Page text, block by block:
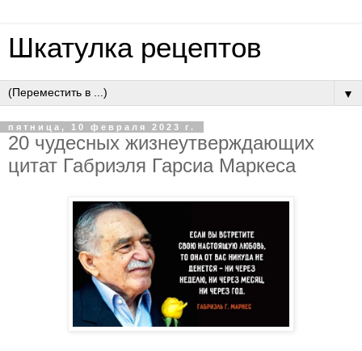
Шкатулка рецептов
▼
пятница, 10 февраля 2023 г.
20 чудесных жизнеутверждающих
цитат Габриэля Гарсиа Маркеса